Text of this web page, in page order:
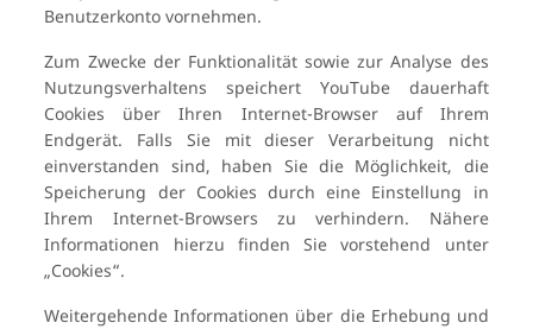
Benutzerkonto vornehmen.
Zum Zwecke der Funktionalität sowie zur Analyse des
Nutzungsverhaltens speichert YouTube dauerhaft
Cookies über Ihren Internet-Browser auf Ihrem
Endgerät. Falls Sie mit dieser Verarbeitung nicht
einverstanden sind, haben Sie die Möglichkeit, die
Speicherung der Cookies durch eine Einstellung in
Ihrem Internet-Browsers zu verhindern. Nähere
Informationen hierzu finden Sie vorstehend unter
„Cookies“.
Weitergehende Informationen über die Erhebung und